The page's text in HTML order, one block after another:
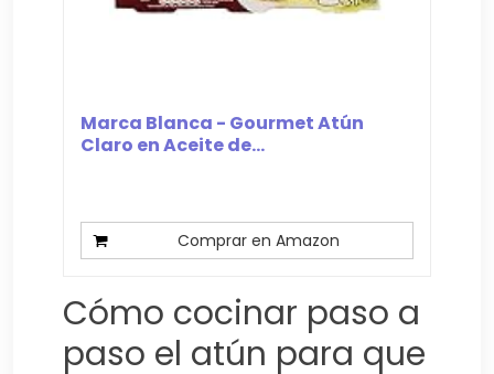
Marca Blanca - Gourmet Atún
Claro en Aceite de...
Comprar en Amazon
Cómo cocinar paso a
paso el atún para que